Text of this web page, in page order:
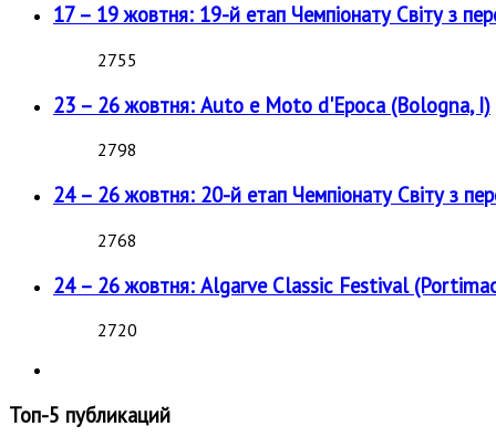
17 – 19 жовтня: 19-й етап Чемпіонату Світу з
2755
23 – 26 жовтня: Auto e Moto d'Epoca (Bologna, I)
2798
24 – 26 жовтня: 20-й етап Чемпіонату Світу з
2768
24 – 26 жовтня: Algarve Classic Festival
2720
Топ-5 публикаций